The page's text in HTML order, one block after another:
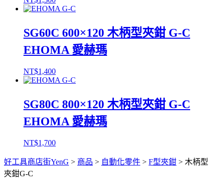
SG60C 600×120 木柄型夾鉗 G-C
EHOMA 愛赫瑪
NT$1,400
SG80C 800×120 木柄型夾鉗 G-C
EHOMA 愛赫瑪
NT$1,700
好工具商店街YenG > 商品 > 自動化零件 > F型夾鉗 > 木柄型
夾鉗G-C